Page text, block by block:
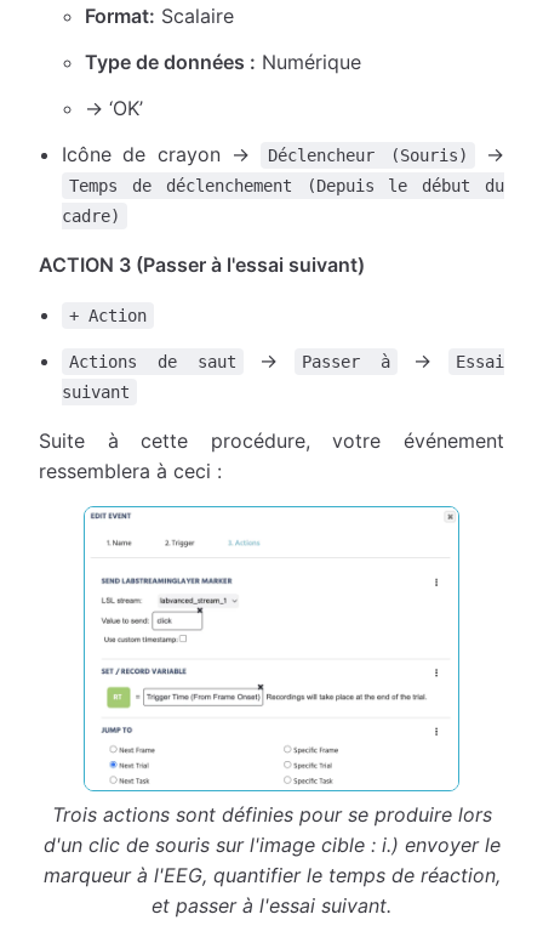
Format: Scalaire
Type de données : Numérique
→ ‘OK’
Icône de crayon →
Déclencheur (Souris) →
Temps de déclenchement (Depuis le début du
cadre)
ACTION 3 (Passer à l'essai suivant)
+ Action
Actions de saut → Passer à →
Essai
suivant
Suite à cette procédure, votre événement
ressemblera à ceci :
Trois actions sont définies pour se produire lors
d'un clic de souris sur l'image cible : i.) envoyer le
marqueur à l'EEG, quantifier le temps de réaction,
et passer à l'essai suivant.